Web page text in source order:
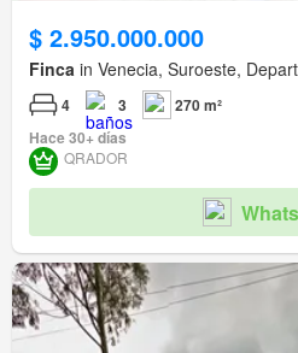
$ 2.950.000.000
Finca in Venecia, Suroeste,
4 3
270 m²
Hace 30+ días
QRADOR